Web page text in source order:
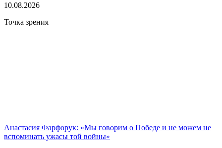
10.08.2026
Точка зрения
Анастасия Фарфорук: «Мы говорим о Победе и не можем не
вспоминать ужасы той войны»